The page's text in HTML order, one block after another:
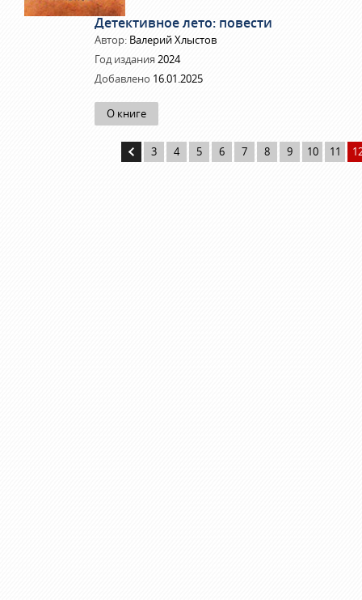
Детективное лето: повести
Автор: Валерий Хлыстов
Год издания2024
Добавлено 16.01.2025
О книге
3 4 5 6 7 8 9 10 11